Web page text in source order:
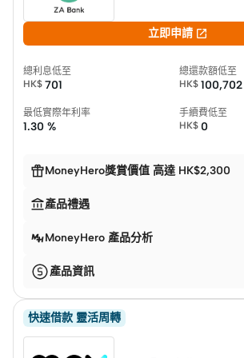
立即申請 
總利息低至
HK$ 701
總還款額低至
HK$ 100,702
最低實際年利率
1.30 %
手續費低至
HK$ 0
MoneyHero獎賞價值 高達 HK$2,300
產品禮遇
MoneyHero 產品分析
產品資訊
快速借款 靈活周轉